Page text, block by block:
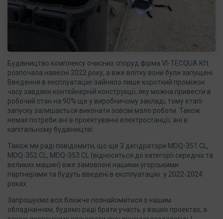
Будівництво комплексу очисних споруд фірма VI-TECQUA Kft
розпочала навесні 2022 року, а вже влітку вони були запущені.
Введення в експлуатацію зайняло лише короткий проміжок
часу завдяки контейнерній конструкції, яку можна привести в
робочий стан на 90% ще у виробничому закладі, тому етапі
запуску залишається виконати зовсім мало роботи. Також
немає потреби ані в проектуванні електростанції, ані в
капітальному будівництві.
Також ми раді повідомити, що ще 3 дегідратори MDQ-351 CL,
MDQ-352 CL, MDQ-353 CL (відносяться до категорії середніх та
великих машин) вже замовлені нашими угорськими
партнерами та будуть введені в експлуатацію. у 2022-2024
роках.
Запрошуємо всіх ближче познайомитися з нашим
обладнанням, будемо раді брати участь у ваших проектах, а